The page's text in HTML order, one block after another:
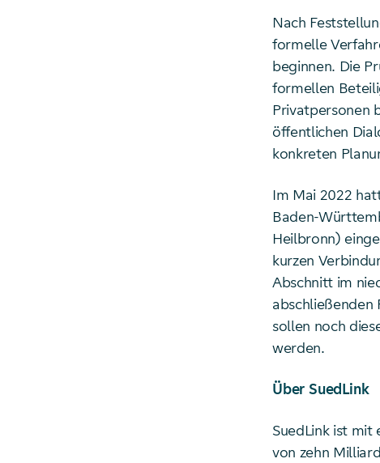
Nach
formelle
beginnen. Die
formellen
Privatpersonen
öffentlichen
konkreten
Im Mai 2022
Baden-
Heilbronn)
kurzen
Abschnitt im
abschließenden
sollen noch
werden.
Über SuedLink
SuedLink ist mit
von zehn